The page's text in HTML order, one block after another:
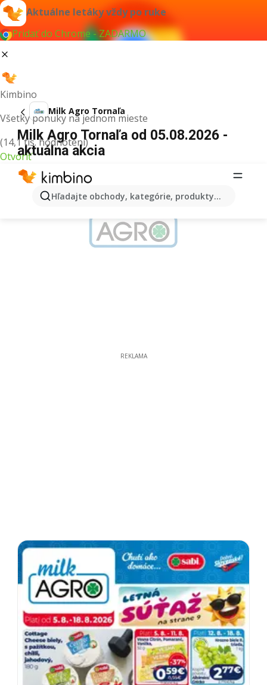
Aktuálne letáky vždy po ruke
Pridať do Chrome - ZADARMO
Kimbino
Všetky ponuky na jednom mieste
(14,1 tis. hodnotení)
Otvoriť
Hľadajte obchody, kategórie, produkty...
Milk Agro Tornaľa
Milk Agro Tornaľa od 05.08.2026 -
aktuálna akcia
REKLAMA